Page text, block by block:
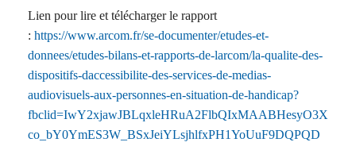
Lien pour lire et télécharger le rapport
: https://www.arcom.fr/se-documenter/etudes-et-
donnees/etudes-bilans-et-rapports-de-larcom/la-qualite-des-
dispositifs-daccessibilite-des-services-de-medias-
audiovisuels-aux-personnes-en-situation-de-handicap?
fbclid=IwY2xjawJBLqxleHRuA2FlbQIxMAABHesyO3X
co_bY0YmES3W_BSxJeiYLsjhlfxPH1YoUuF9DQPQD